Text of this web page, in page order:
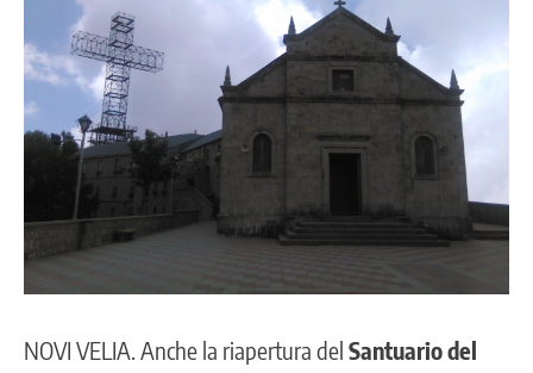
NOVI VELIA . Anche la riapertura del Santuario del